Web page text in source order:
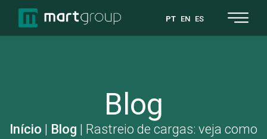
PT EN ES
Blog
Início | Blog | Rastreio de cargas: veja como